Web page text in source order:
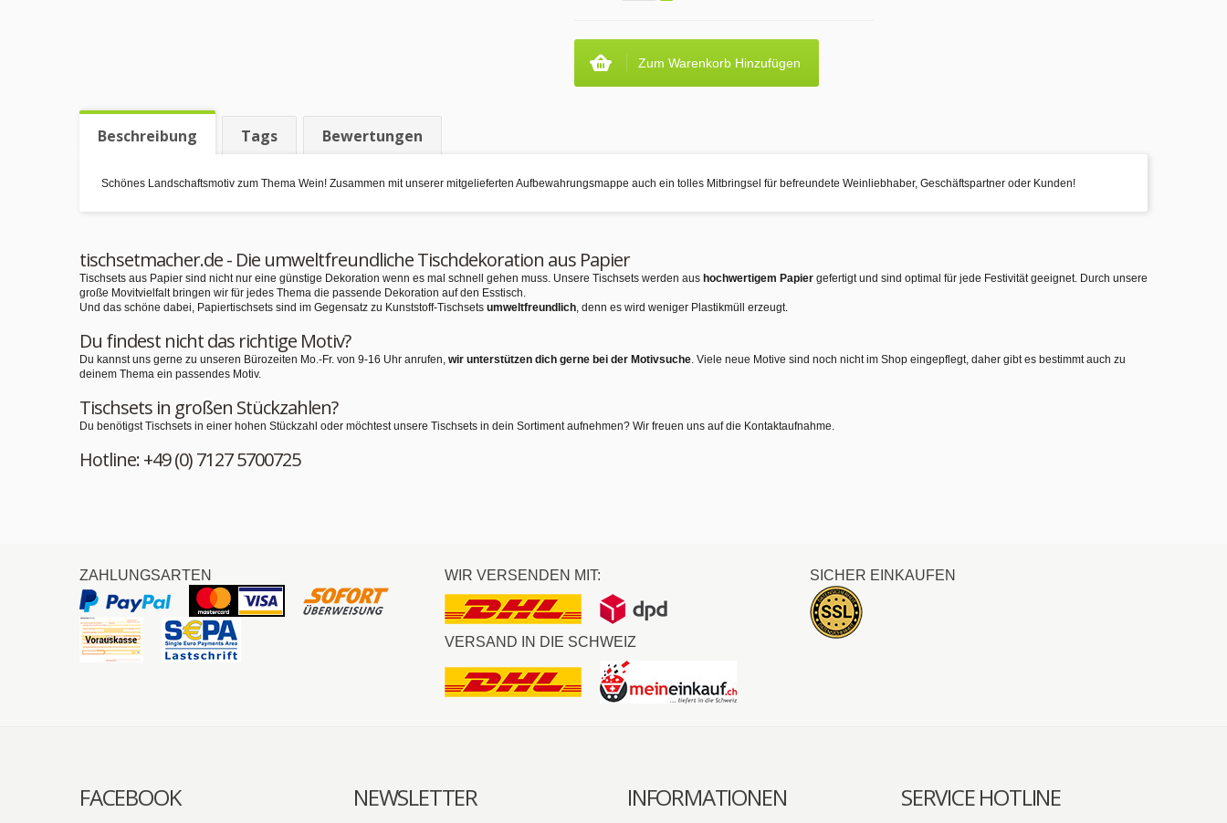
Zum Warenkorb Hinzufügen
Beschreibung Tags Bewertungen
Schönes Landschaftsmotiv zum Thema Wein! Zusammen mit unserer mitgelieferten Aufbewahrungsmappe auch ein tolles Mitbringsel für befreundete Weinliebhaber, Geschäftspartner oder Kunden!
tischsetmacher.de - Die umweltfreundliche Tischdekoration aus Papier
Tischsets aus Papier sind nicht nur eine günstige Dekoration wenn es mal schnell gehen muss. Unsere Tischsets werden aus hochwertigem Papier gefertigt und sind optimal für jede Festivität geeignet. Durch unsere
große Movitvielfalt bringen wir für jedes Thema die passende Dekoration auf den Esstisch.
Und das schöne dabei, Papiertischsets sind im Gegensatz zu Kunststoff-Tischsets umweltfreundlich, denn es wird weniger Plastikmüll erzeugt.
Du findest nicht das richtige Motiv?
Du kannst uns gerne zu unseren Bürozeiten Mo.-Fr. von 9-16 Uhr anrufen, wir unterstützen dich gerne bei der Motivsuche. Viele neue Motive sind noch nicht im Shop eingepflegt, daher gibt es bestimmt auch zu
deinem Thema ein passendes Motiv.
Tischsets in großen Stückzahlen?
Du benötigst Tischsets in einer hohen Stückzahl oder möchtest unsere Tischsets in dein Sortiment aufnehmen? Wir freuen uns auf die Kontaktaufnahme.
Hotline: +49 (0) 7127 5700725
ZAHLUNGSARTEN WIR VERSENDEN MIT:
VERSAND IN DIE SCHWEIZ
SICHER EINKAUFEN
FACEBOOK NEWSLETTER INFORMATIONEN SERVICE HOTLINE